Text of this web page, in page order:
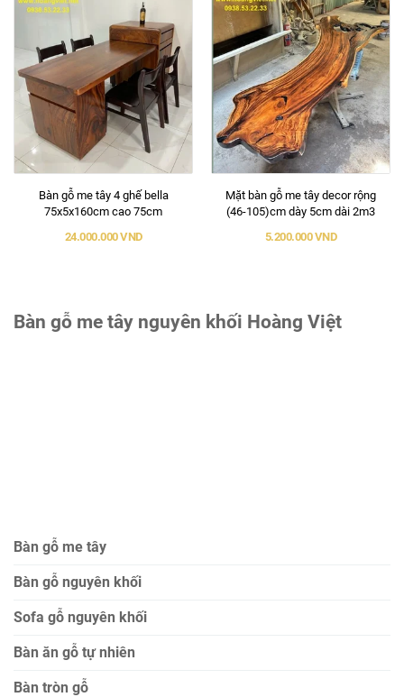
Bàn gỗ me tây 4 ghế bella
75x5x160cm cao 75cm
24.000.000 VND
Mặt bàn gỗ me tây decor rộng
(46-105)cm dày 5cm dài 2m3
5.200.000 VND
Bàn gỗ me tây nguyên khối Hoàng Việt
Bàn gỗ me tây
Bàn gỗ nguyên khối
Sofa gỗ nguyên khối
Bàn ăn gỗ tự nhiên
Bàn tròn gỗ